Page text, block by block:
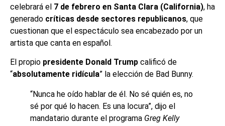
celebrará el 7 de febrero en Santa Clara (California), ha
generado críticas desde sectores republicanos, que
cuestionan que el espectáculo sea encabezado por un
artista que canta en español.
El propio presidente Donald Trump calificó de
“absolutamente ridícula” la elección de Bad Bunny.
“Nunca he oído hablar de él. No sé quién es, no
sé por qué lo hacen. Es una locura”, dijo el
mandatario durante el programa Greg Kelly